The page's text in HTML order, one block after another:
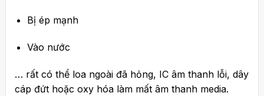
Bị ép mạnh
Vào nước
… rất có thể loa ngoài đã hỏng, IC âm thanh lỗi, dây
cáp đứt hoặc oxy hóa làm mất âm thanh media.